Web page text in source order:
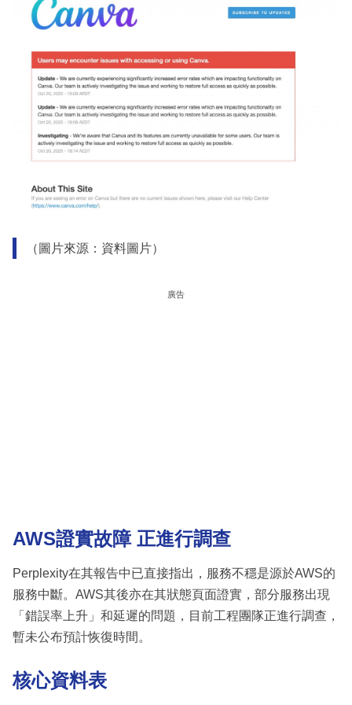
（圖片來源：資料圖片）
廣告
AWS證實故障 正進行調查
Perplexity在其報告中已直接指出，服務不穩是源於AWS的
服務中斷。AWS其後亦在其狀態頁面證實，部分服務出現
「錯誤率上升」和延遲的問題，目前工程團隊正進行調查，
暫未公布預計恢復時間。
核心資料表